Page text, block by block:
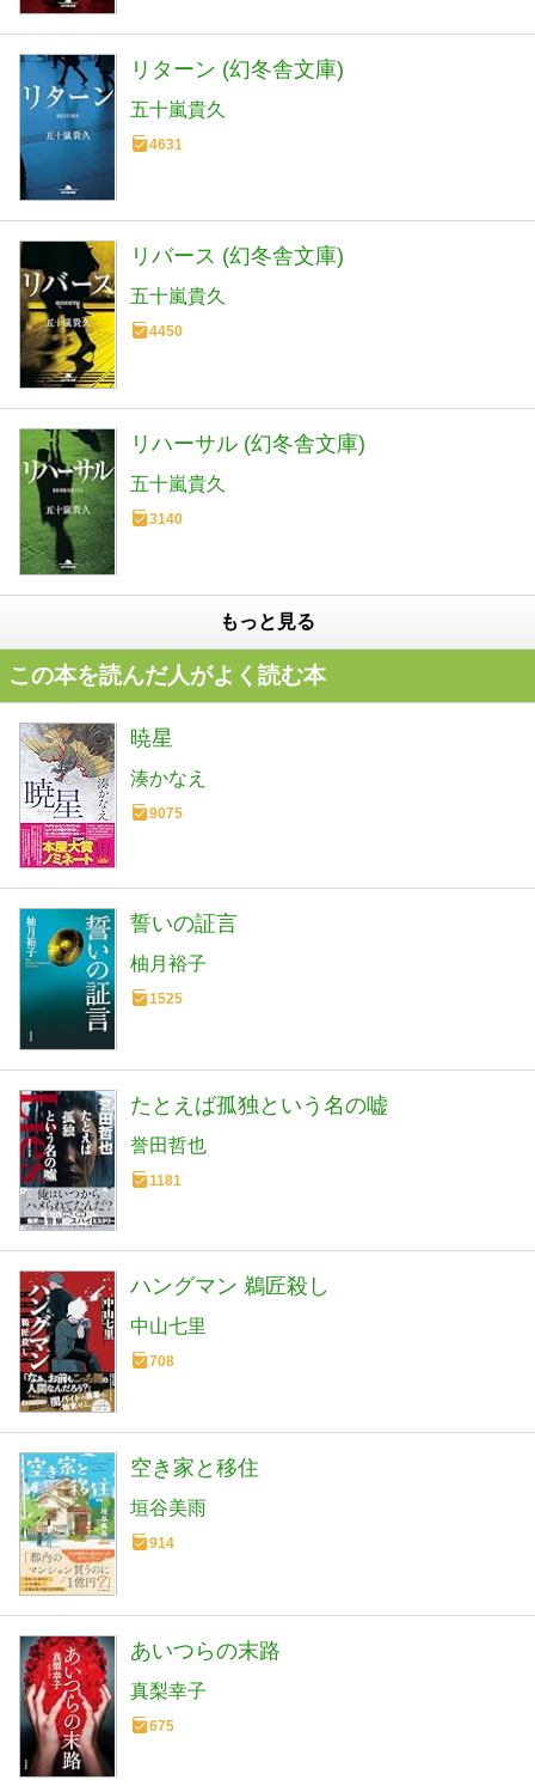
リターン (幻冬舎文庫)
五十嵐貴久
4631
リバース (幻冬舎文庫)
五十嵐貴久
4450
リハーサル (幻冬舎文庫)
五十嵐貴久
3140
もっと見る
この本を読んだ人がよく読む本
暁星
湊かなえ
9075
誓いの証言
柚月裕子
1525
たとえば孤独という名の嘘
誉田哲也
1181
ハングマン 鵜匠殺し
中山七里
708
空き家と移住
垣谷美雨
914
あいつらの末路
真梨幸子
675